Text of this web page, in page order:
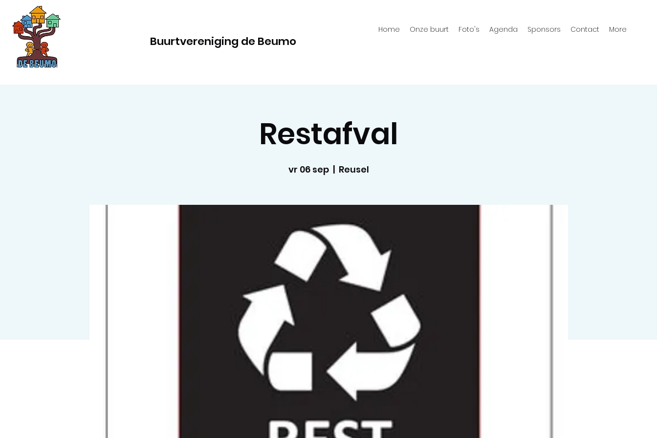
Buurtvereniging de Beumo
Home Onze buurt Foto's Agenda Sponsors Contact More
Restafval
vr 06 sep
  |
Reusel